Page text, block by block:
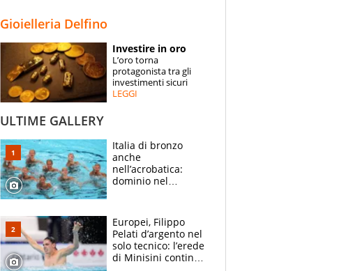
ESPERTI
CONTATTI
Gioielleria Delfino
Investire in oro
L’oro torna
protagonista tra gli
investimenti sicuri
LEGGI
ULTIME GALLERY
Italia di bronzo
anche
nell’acrobatica:
dominio nel
e compagni
continuare
Europei, Filippo
Pelati d’argento nel
solo tecnico: l’erede
di Minisini continua